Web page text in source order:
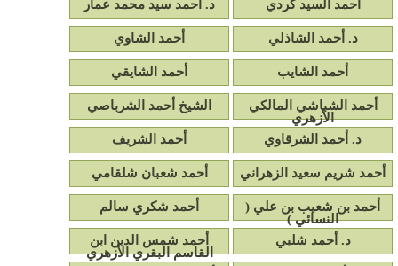
أحمد السيد كردي د. أحمد سيد محمد عمار
د. أحمد الشاذلي أحمد الشاوي
أحمد الشايب أحمد الشايقي
أحمد الشباشي المالكي
الأزهري
الشيخ أحمد الشرباصي
د. أحمد الشرقاوي أحمد الشريف
أحمد شريم سعيد الزهراني أحمد شعبان شلقامي
أحمد بن شعيب بن علي (
النسائي )
أحمد شكري سالم
د. أحمد شلبي
أحمد شمس الدين ابن
القاسم البقري الأزهري